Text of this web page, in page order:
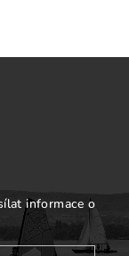
informace o